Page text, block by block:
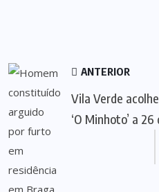
ANTERIOR
Vila Verde
‘O Minhoto’ a